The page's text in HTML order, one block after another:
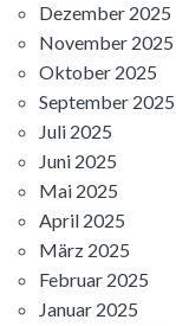
Dezember 2025
November 2025
Oktober 2025
September 2025
Juli 2025
Juni 2025
Mai 2025
April 2025
März 2025
Februar 2025
Januar 2025